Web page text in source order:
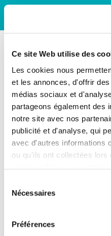
Ce site Web utilise des
Les cookies nous
et les annonces, d'offrir
médias sociaux et
partageons également des
notre site avec nos
publicité et d'analyse, qui
avec d'autres informations
ou qu'ils ont collectées lors
Nécessaires
Préférences